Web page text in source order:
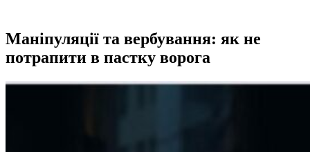
Маніпуляції та вербування: як не
потрапити в пастку ворога